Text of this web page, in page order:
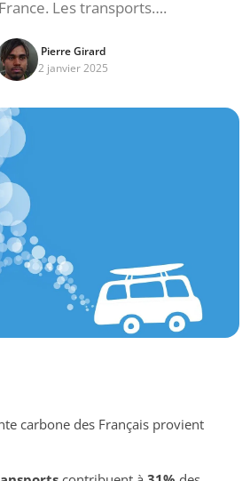
Les transports….
Pierre Girard
2 janvier 2025
carbone des Français provient